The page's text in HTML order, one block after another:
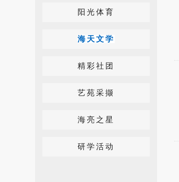
阳光体育
海天文学
精彩社团
艺苑采撷
海亮之星
研学活动